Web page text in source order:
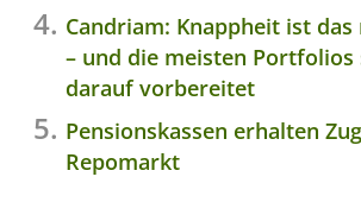
Candriam: Knappheit ist
– und die meisten
darauf vorbereitet
Pensionskassen erhalten
Repomarkt